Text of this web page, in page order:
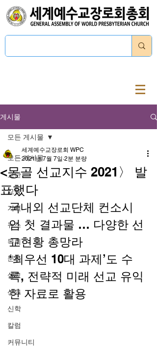
게시물
모든 게시물
교단
교육
기획
뉴스
목회
문화
설교
선교
신학
칼럼
커뮤니티
모든 게시물
<몽골 선교지수 2021〉 발
표했다
세계예수교장로회 WPC
2021년 7월 7일 2분 분량
국내외 선교단체 컨소시
엄 첫 결과물 … 다양한 선
교현황 총망라
‘최우선 10대 과제’도 수
록, 전략적 미래 선교 유익
한 자료로 활용